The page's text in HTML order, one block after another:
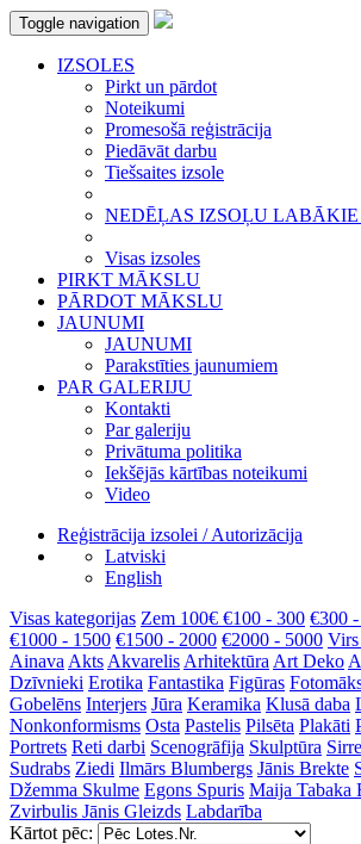
Toggle navigation
IZSOLES
Pirkt un pārdot
Noteikumi
Promesošā reģistrācija
Piedāvāt darbu
Tiešsaites izsole
NEDĒĻAS IZSOĻU
Visas izsoles
PIRKT MĀKSLU
PĀRDOT MĀKSLU
JAUNUMI
JAUNUMI
Parakstīties jaunumiem
PAR GALERIJU
Kontakti
Par galeriju
Privātuma politika
Iekšējās kārtības noteikumi
Video
Reģistrācija izsolei / Autorizācija
Latviski
English
Visas kategorijas Zem 100€ €100 - 300 €300
€1000 - 1500 €1500 - 2000 €2000 - 5000
Ainava Akts Akvarelis Arhitektūra Art Deko
Dzīvnieki Erotika Fantastika Figūras
Gobelēns Interjers Jūra Keramika Klusā daba
Nonkonformisms Osta Pastelis Pilsēta Plakāti
Portrets Reti darbi Scenogrāfija Skulptūra
Sudrabs Ziedi Ilmārs Blumbergs Jānis Brekte
Džemma Skulme Egons Spuris Maija Tabaka
Zvirbulis Jānis Gleizds Labdarība
Kārtot pēc: